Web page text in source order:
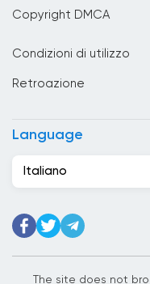
Capo Verde
Città del Vaticano
Corea del Sud
Copyright DMCA
Condizioni di utilizzo
Retroazione
Language
Italiano
The site does not